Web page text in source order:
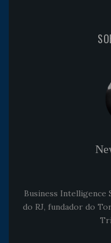
Business Intelligence
do RJ, fundador do